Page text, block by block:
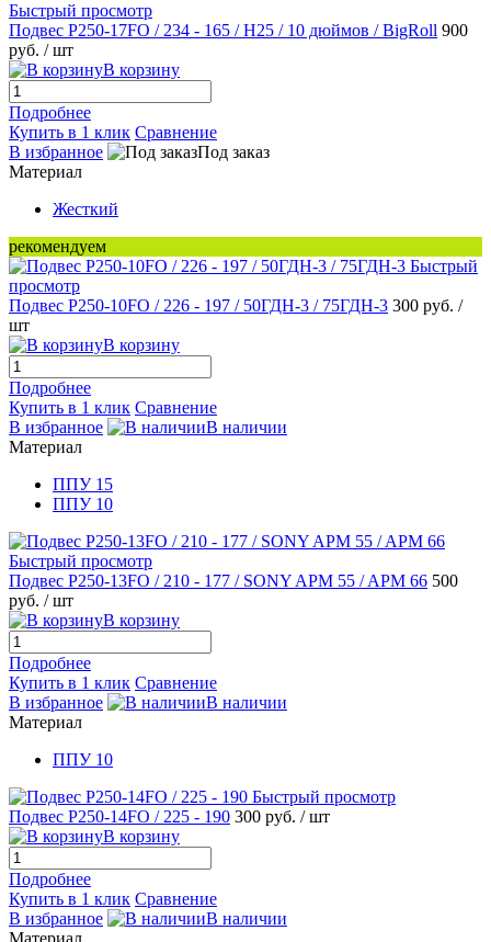
Быстрый просмотр
Подвес P250-17FO / 234 - 165 / H25 / 10 дюймов / BigRoll 900
руб. / шт
В корзину
Подробнее
Купить в 1 клик Сравнение
В избранное
Под заказ
Материал
Жесткий
рекомендуем
Быстрый
просмотр
Подвес Р250-10FO / 226 - 197 / 50ГДН-3 / 75ГДН-3 300 руб. /
шт
В корзину
Подробнее
Купить в 1 клик Сравнение
В избранное
В наличии
Материал
ППУ 15
ППУ 10
Быстрый просмотр
Подвес Р250-13FO / 210 - 177 / SONY APM 55 / APM 66 500
руб. / шт
В корзину
Подробнее
Купить в 1 клик Сравнение
В избранное
В наличии
Материал
ППУ 10
Быстрый просмотр
Подвес Р250-14FO / 225 - 190 300 руб. / шт
В корзину
Подробнее
Купить в 1 клик Сравнение
В избранное
В наличии